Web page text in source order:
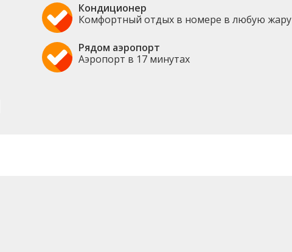
Кондиционер
Комфортный отдых в номере в любую жару
Рядом аэропорт
Аэропорт в 17 минутах